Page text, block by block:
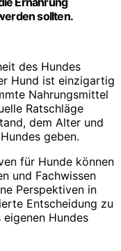
sollten.
des Hundes
Hund ist einzigartig
Nahrungsmittel
Ratschläge
dem Alter und
geben.
für Hunde können
und Fachwissen
Perspektiven in
Entscheidung zu
Hundes